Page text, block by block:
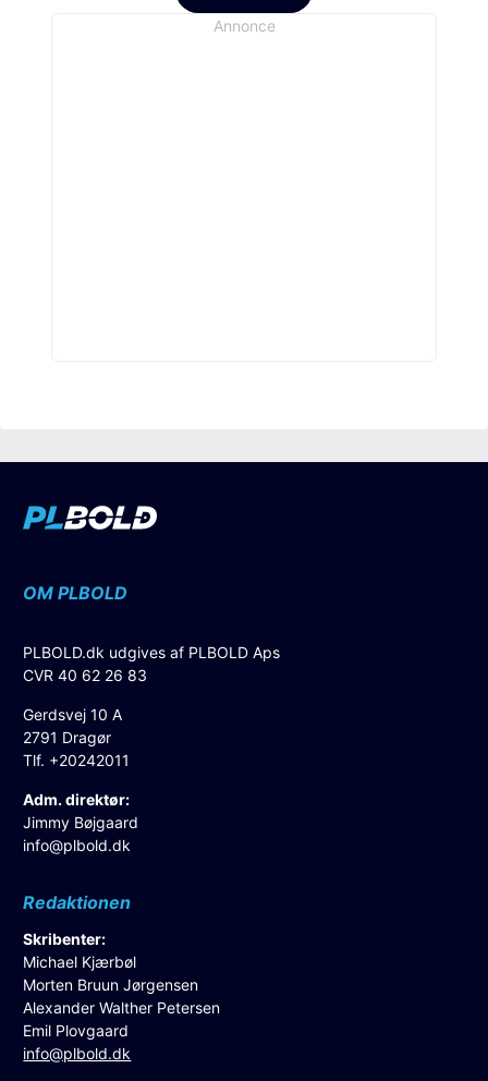
Annonce
OM PLBOLD
PLBOLD.dk udgives af PLBOLD Aps
CVR 40 62 26 83
Gerdsvej 10 A
2791 Dragør
Tlf. +20242011
Adm. direktør:
Jimmy Bøjgaard
info@plbold.dk
Redaktionen
Skribenter:
Michael Kjærbøl
Morten Bruun Jørgensen
Alexander Walther Petersen
Emil Plovgaard
info@plbold.dk